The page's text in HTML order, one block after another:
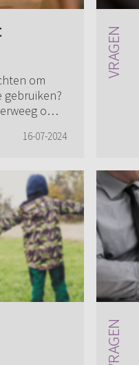
om
om
en
16-07-2024